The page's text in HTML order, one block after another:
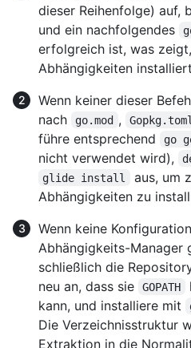
dieser Reihenfolge) auf,
und ein nachfolgendes
erfolgreich ist, was
Abhängigkeiten
Wenn keiner dieser
nach
go.mod , Gopkg.toml
führe entsprechend
go
nicht verwendet wird),
glide install
aus, um
Abhängigkeiten zu
Wenn keine
Abhängigkeits-Manager
schließlich die
neu an, dass sie
GOPATH
kann, und installiere mit
Die Verzeichnisstruktur
Extraktion in die